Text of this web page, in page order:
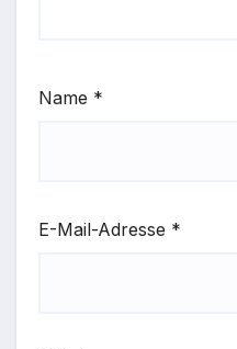
Name *
E-Mail-Adresse *